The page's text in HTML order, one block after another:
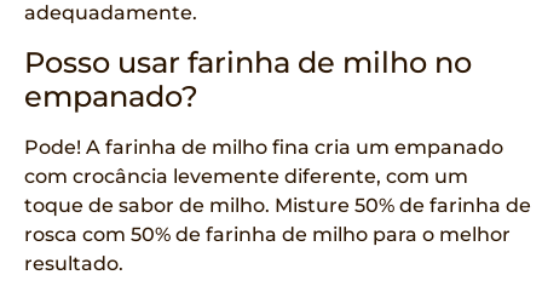
adequadamente.
Posso usar farinha de milho no
empanado?
Pode! A farinha de milho fina cria um empanado
com crocância levemente diferente, com um
toque de sabor de milho. Misture 50% de farinha de
rosca com 50% de farinha de milho para o melhor
resultado.